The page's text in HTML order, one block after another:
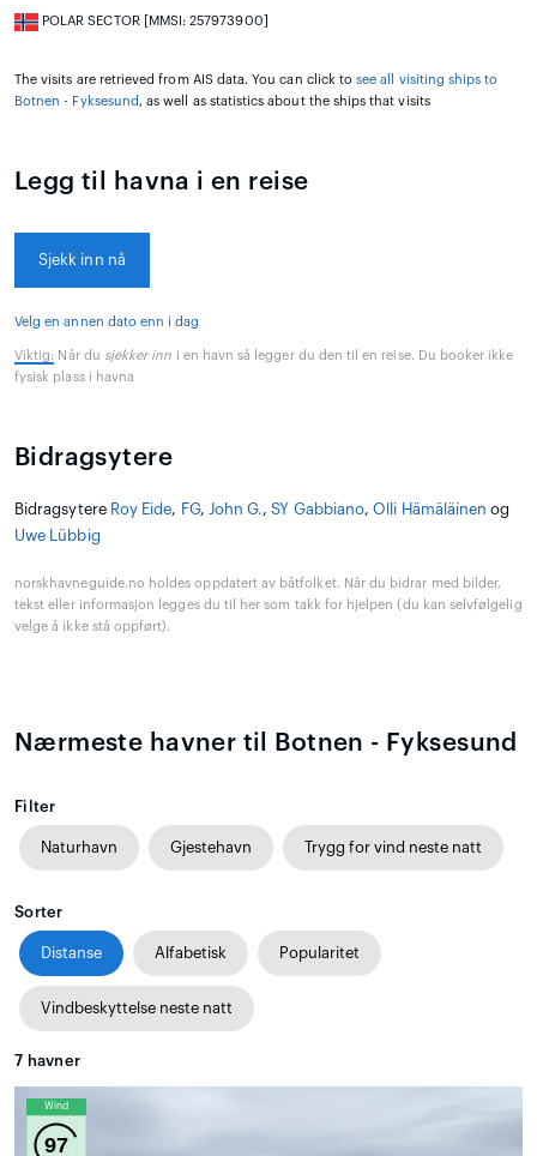
POLAR SECTOR [MMSI: 257973900]
The visits are retrieved from AIS data. You can click tosee all visiting ships to
Botnen - Fyksesund, as well as statistics about the ships that visits
Legg til havna i en reise
Sjekk inn nå
Velg en annen dato enn i dag
Viktig: Når du sjekker inn i en havn så legger du den til en reise. Du booker ikke
fysisk plass i havna
Bidragsytere
Bidragsytere Roy Eide, FG, John G.,SY Gabbiano,Olli Hämäläinen og
Uwe Lübbig
norskhavneguide.no holdes oppdatert av båtfolket. Når du bidrar med bilder,
tekst eller informasjon legges du til her som takk for hjelpen (du kan selvfølgelig
velge å ikke stå oppført).
Nærmeste havner til Botnen - Fyksesund
Filter
Naturhavn Gjestehavn Trygg for vind neste natt
Sorter
Distanse Alfabetisk Popularitet
Vindbeskyttelse neste natt
7 havner
Wind
97